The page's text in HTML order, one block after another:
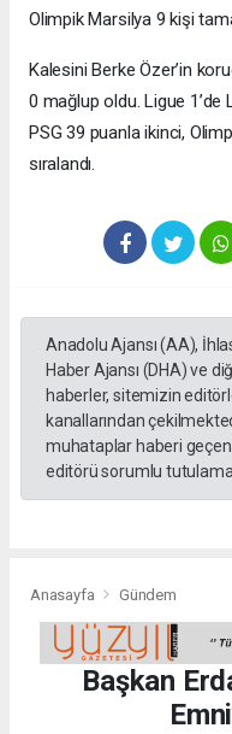
Olimpik Marsilya 9 kişi
Kalesini Berke Özer’in
0 mağlup oldu. Ligue
PSG 39 puanla ikinci,
sıralandı.
Anadolu Ajansı (AA),
Haber Ajansı (DHA) ve
haberler, sitemizin
kanallarından
muhataplar haberi
editörü sorumlu
Anasayfa Gündem
Başkan